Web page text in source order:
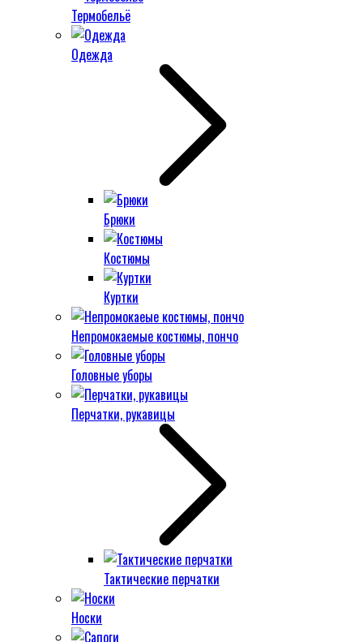
Термобельё
Одежда
Брюки
Костюмы
Куртки
Непромокаемые костюмы, пончо
Головные уборы
Перчатки, рукавицы
Тактические перчатки
Носки